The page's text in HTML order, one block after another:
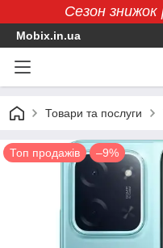
Сезон знижок
Mobix.in.ua
Товари та послуги
Топ продажів –9%